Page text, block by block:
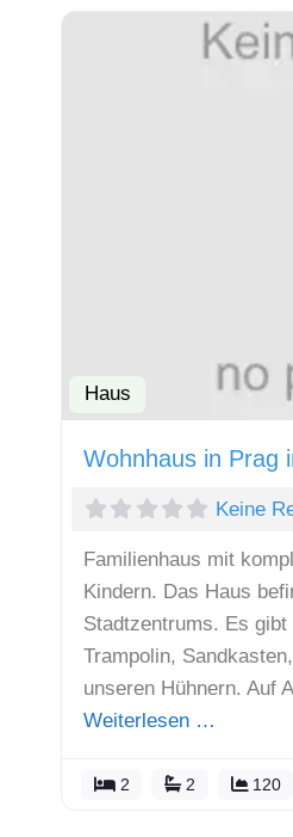
Haus
Wohnhaus in Prag
Keine
Familienhaus mit
Kindern. Das Haus
Stadtzentrums. Es
Trampolin,
unseren Hühnern. Auf
Weiterlesen …
2 2 120